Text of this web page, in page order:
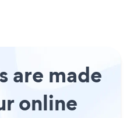
are made
online